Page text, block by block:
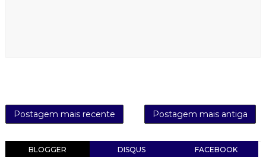
Postagem mais recente Postagem mais antiga
BLOGGER DISQUS FACEBOOK